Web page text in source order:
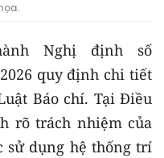
Nghị định số
2026 quy định chi tiết
Báo chí. Tại Điều
rõ trách nhiệm của
sử dụng hệ thống trí